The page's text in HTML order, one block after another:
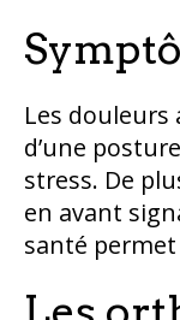
Les douleurs
d’une
stress. De
en avant
santé permet